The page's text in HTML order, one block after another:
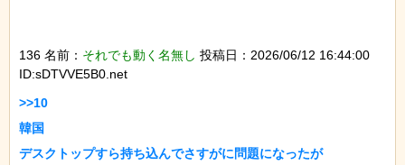
136 名前： それでも動く名無し 投稿日：2026/06/12 16:44:00
ID:sDTVVE5B0.net
>>10
韓国
デスクトップすら持ち込んでさすがに問題になったが